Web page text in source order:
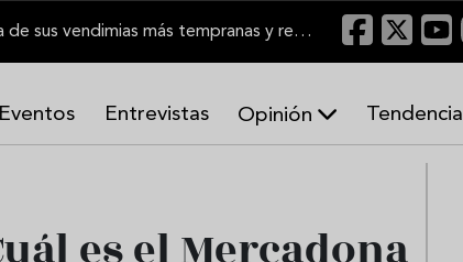
El Marco de Jerez inicia una de sus vendimias más tempranas y recupera producción
Eventos Entrevistas Opinión
n